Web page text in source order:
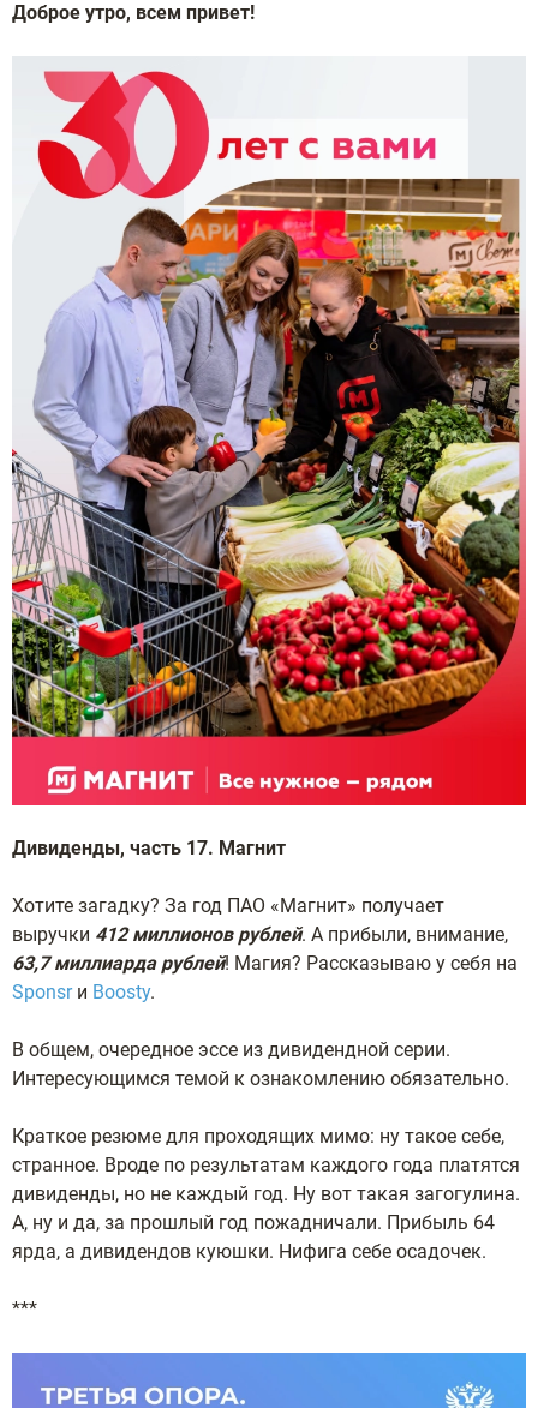
Доброе утро, всем привет!
Дивиденды, часть 17. Магнит
Хотите загадку? За год ПАО «Магнит» получает
выручки 412 миллионов рублей. А прибыли, внимание,
63,7 миллиарда рублей! Магия? Рассказываю у себя на
Sponsrи Boosty.
В общем, очередное эссе из дивидендной серии.
Интересующимся темой к ознакомлению обязательно.
Краткое резюме для проходящих мимо: ну такое себе,
странное. Вроде по результатам каждого года платятся
дивиденды, но не каждый год. Ну вот такая загогулина.
А, ну и да, за прошлый год пожадничали. Прибыль 64
ярда, а дивидендов куюшки. Нифига себе осадочек.
***